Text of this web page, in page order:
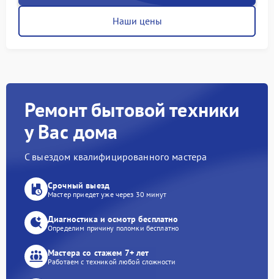
Наши цены
Ремонт бытовой техники
у Вас дома
С выездом квалифицированного мастера
Срочный выезд
Мастер приедет уже через 30 минут
Диагностика и осмотр бесплатно
Определим причину поломки бесплатно
Мастера со стажем 7+ лет
Работаем с техникой любой сложности